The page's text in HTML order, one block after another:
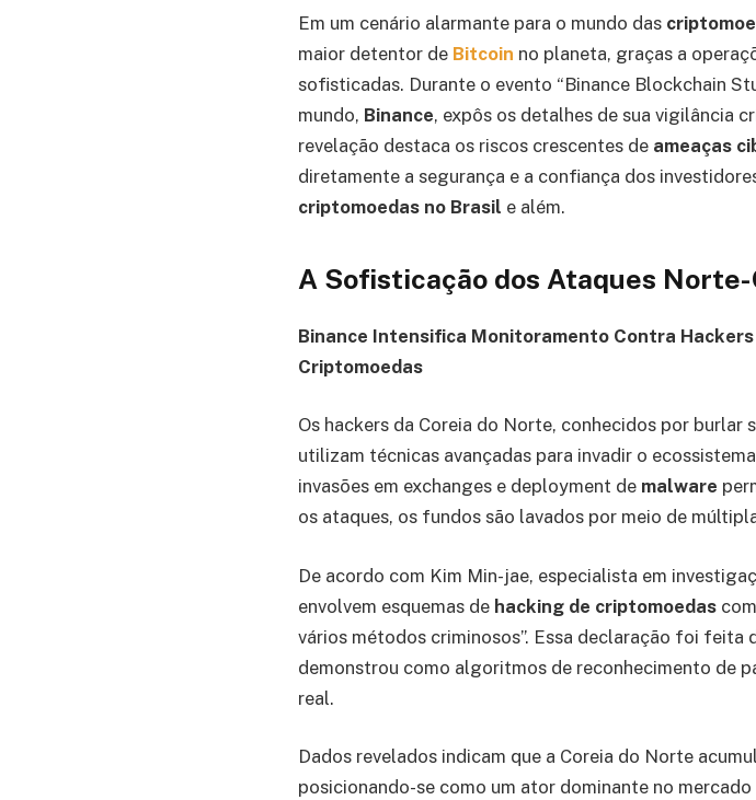
Em um cenário alarmante para o mundo das
maior detentor de Bitcoin no planeta, graças a
sofisticadas. Durante o evento “Binance Blockchain
mundo, Binance, expôs os detalhes de sua vigilância
revelação destaca os riscos crescentes de ameaças
diretamente a segurança e a confiança dos
criptomoedas no Brasil e além.
A Sofisticação dos Ataques
Binance Intensifica Monitoramento Contra
Criptomoedas
Os hackers da Coreia do Norte, conhecidos por
utilizam técnicas avançadas para invadir o
invasões em exchanges e deployment de malware
os ataques, os fundos são lavados por meio de
De acordo com Kim Min-jae, especialista em
envolvem esquemas de hacking de criptomoedas
vários métodos criminosos”. Essa declaração foi feita
demonstrou como algoritmos de reconhecimento de
real.
Dados revelados indicam que a Coreia do Norte
posicionando-se como um ator dominante no